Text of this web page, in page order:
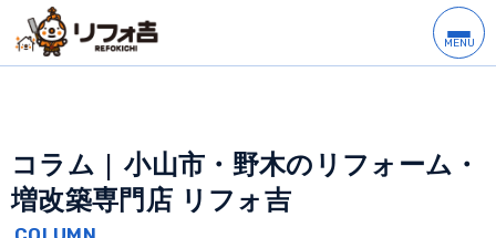
コラム | 小山市・野木のリフォーム・
増改築専門店 リフォ吉